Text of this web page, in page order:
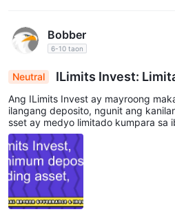
Bobber
6-10 taon
Neutral
ILimits Invest:
et Kahit na May
Ang ILimits Invest ay mayroong
ilangang deposito, ngunit ang
sset ay medyo limitado kumpara sa